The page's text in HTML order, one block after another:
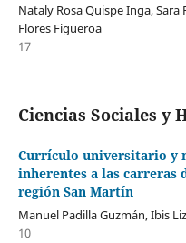
Nataly Rosa Quispe Inga, Sara
Flores Figueroa
17
Ciencias Sociales y
Currículo universitario y
inherentes a las carreras
región San Martín
Manuel Padilla Guzmán, Ibis
10